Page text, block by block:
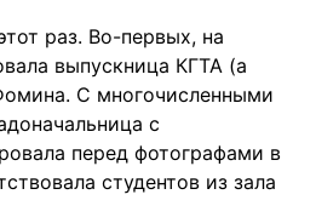
раз. Во-первых, на
выпускница КГТА (а
С многочисленными
с
перед фотографами в
студентов из зала